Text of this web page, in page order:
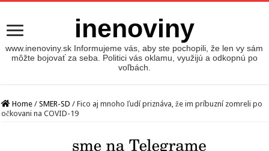
inenoviny
www.inenoviny.sk Informujeme vás, aby ste pochopili, že len vy sám
môžte bojovať za seba. Politici vás oklamu, využijú a odkopnú po
voľbách.
Home / SMER-SD / Fico aj mnoho ľudí priznáva, že im príbuzní zomreli po
očkovani na COVID-19